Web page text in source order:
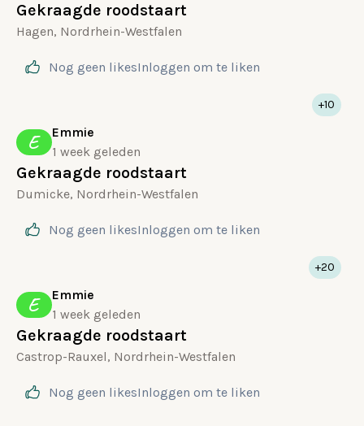
Gekraagde roodstaart
Hagen, Nordrhein-Westfalen
Nog geen likesInloggen om te liken
E
Emmie
1 week geleden
Gekraagde roodstaart
Dumicke, Nordrhein-Westfalen
+10
Nog geen likesInloggen om te liken
E
Emmie
1 week geleden
Gekraagde roodstaart
Castrop-Rauxel, Nordrhein-Westfalen
+20
Nog geen likesInloggen om te liken